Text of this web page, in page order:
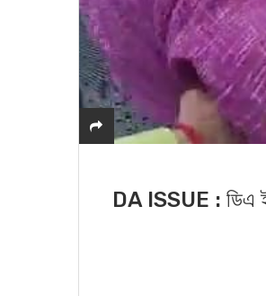
DA ISSUE : ডিএ